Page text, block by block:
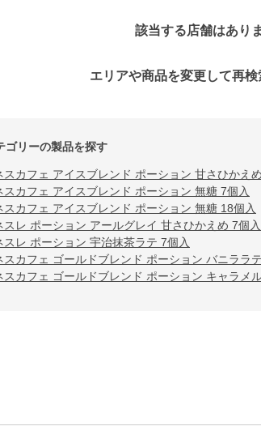
該当する店舗はあり
エリアや商品を変更して再
ゴリーの製品を探す
スカフェ アイスブレンド ポーション 甘さひかえ
スカフェ アイスブレンド ポーション 無糖 7個入
スカフェ アイスブレンド ポーション 無糖 18個入
スレ ポーション アールグレイ 甘さひかえめ 7個入
スレ ポーション 宇治抹茶ラテ 7個入
スカフェ ゴールドブレンド ポーション バニララ
スカフェ ゴールドブレンド ポーション キャラメ